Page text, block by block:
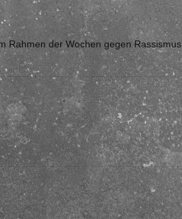
Rahmen der Wochen gegen Rassismus